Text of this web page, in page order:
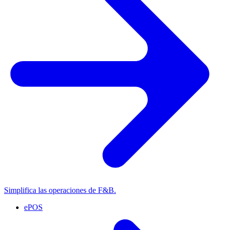
Simplifica las operaciones de F&B.
ePOS